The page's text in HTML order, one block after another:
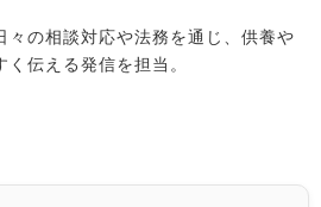
々の相談対応や法務を通じ、供養や
伝える発信を担当。